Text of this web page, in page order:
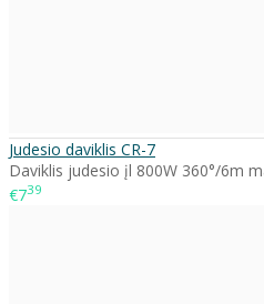
Judesio daviklis CR-7
Daviklis judesio įl 800W 360°/6m
€739